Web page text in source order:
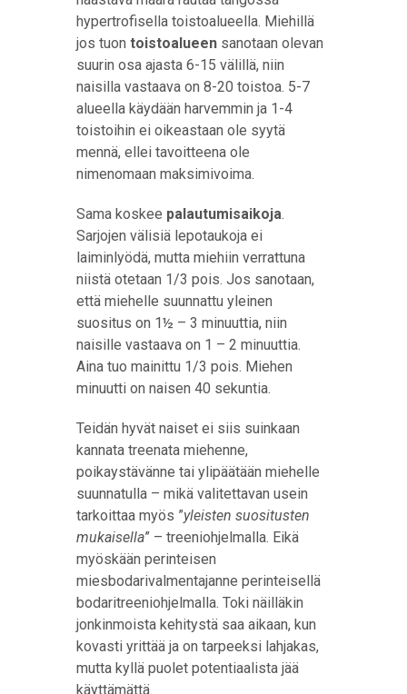
hypertrofisella toistoalueella. Miehillä
jos tuon toistoalueen sanotaan olevan
suurin osa ajasta 6-15 välillä, niin
naisilla vastaava on 8-20 toistoa. 5-7
alueella käydään harvemmin ja 1-4
toistoihin ei oikeastaan ole syytä
mennä, ellei tavoitteena ole
nimenomaan maksimivoima.
Sama koskee palautumisaikoja.
Sarjojen välisiä lepotaukoja ei
laiminlyödä, mutta miehiin verrattuna
niistä otetaan 1/3 pois. Jos sanotaan,
että miehelle suunnattu yleinen
suositus on 1½ – 3 minuuttia, niin
naisille vastaava on 1 – 2 minuuttia.
Aina tuo mainittu 1/3 pois. Miehen
minuutti on naisen 40 sekuntia.
Teidän hyvät naiset ei siis suinkaan
kannata treenata miehenne,
poikaystävänne tai ylipäätään miehelle
suunnatulla – mikä valitettavan usein
tarkoittaa myös ”yleisten suositusten
mukaisella” – treeniohjelmalla. Eikä
myöskään perinteisen
miesbodarivalmentajanne perinteisellä
bodaritreeniohjelmalla. Toki näilläkin
jonkinmoista kehitystä saa aikaan, kun
kovasti yrittää ja on tarpeeksi lahjakas,
mutta kyllä puolet potentiaalista jää
käyttämättä.